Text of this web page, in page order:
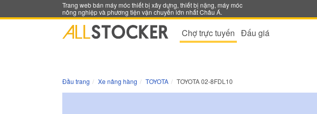
Trang web bán máy móc thiết bị xây dựng, thiết bị nặng, máy móc
nông nghiệp và phương tiện vận chuyển lớn nhất Châu Á.
Chợ trực tuyến Đấu giá
Đầu trang Xe nâng hàng TOYOTA TOYOTA 02-8FDL10